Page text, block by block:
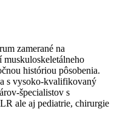
zamerané na
muskuloskeletálneho
históriou pôsobenia.
s vysoko-kvalifikovaný
špecialistov s
ale aj pediatrie, chirurgie